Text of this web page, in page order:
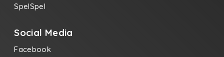
SpelSpel
Social Media
Facebook